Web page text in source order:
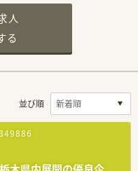
人
る
並び順